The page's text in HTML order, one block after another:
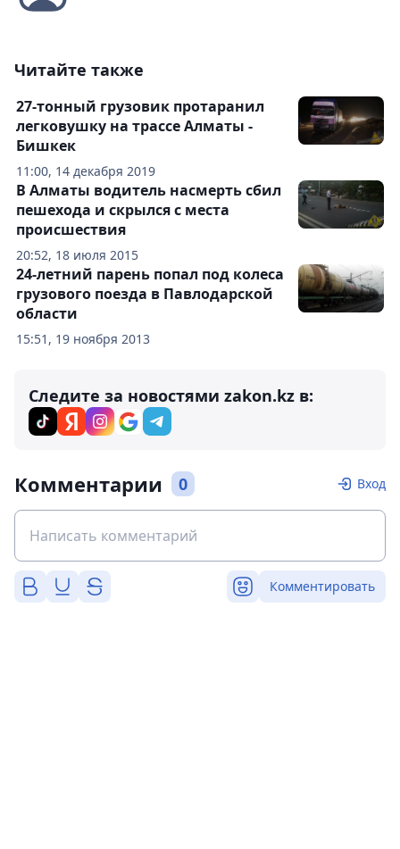
Читайте также
11:00, 14 декабря 2019
27-тонный грузовик протаранил
легковушку на трассе Алматы -
Бишкек
20:52, 18 июля 2015
В Алматы водитель насмерть сбил
пешехода и скрылся с места
происшествия
15:51, 19 ноября 2013
24-летний парень попал под колеса
грузового поезда в Павлодарской
области
Следите за новостями zakon.kz в:
Комментарии 0 Вход
Комментировать